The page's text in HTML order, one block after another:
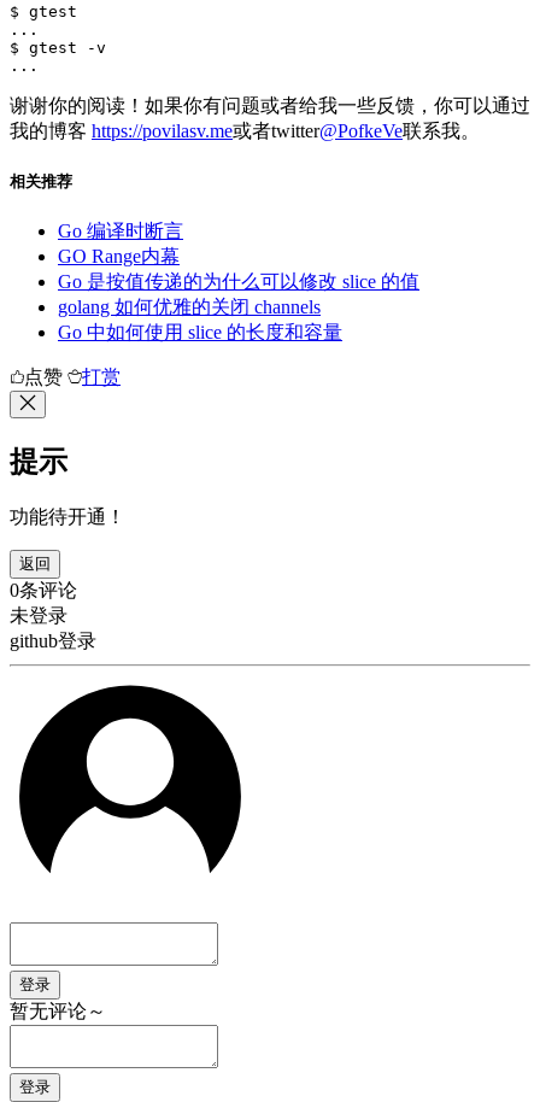
$ gtest
...
$ gtest -v
...
谢谢你的阅读！如果你有问题或者给我一些反馈，你可以通过
我的博客 https://povilasv.me或者twitter@PofkeVe联系我。
相关推荐
Go 编译时断言
GO Range内幕
Go 是按值传递的为什么可以修改 slice 的值
golang 如何优雅的关闭 channels
Go 中如何使用 slice 的长度和容量
点赞 打赏
提示
功能待开通！
返回
0条评论
未登录
github登录
登录
暂无评论～
登录